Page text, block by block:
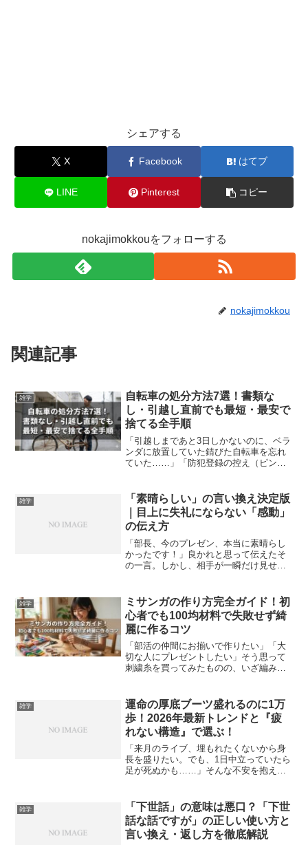
シェアする
X Facebook はてブ
LINE Pinterest コピー
nokajimokkouをフォローする
nokajimokkou
関連記事
雑学
自転車の処分方法7選！書類な
し・引越し直前でも最短・最安で
捨てる全手順
「引越しまであと3日しかないのに、ベラ
ンダに放置していた錆びた自転車を忘れ
ていた……」「防犯登録の控え（ピンク
パートで、こんな風に青ざめていません
か？ 粗大ゴミの予約は...
雑学
「素晴らしい」の言い換え決定版
｜目上に失礼にならない「感動」
の伝え方
「部長、今のプレゼン、本当に素晴らし
かったです！」良かれと思って伝えたそ
の一言。しかし、相手が一瞬だけ見せ
スシーン、特に目上の人に対して「素晴
らしい」という言葉を使うの...
雑学
ミサンガの作り方完全ガイド！初
心者でも100均材料で失敗せず綺
麗に作るコツ
「部活の仲間にお揃いで作りたい」「大
切な人にプレゼントしたい」そう思って
刺繍糸を買ってみたものの、いざ編み始
も…」と諦めていませんか？特に、大会
前などで大量に作らなければな...
雑学
運命の厚底ブーツ盛れるのに1万
歩！2026年最新トレンドと『疲
れない構造』で選ぶ！
「来月のライブ、埋もれたくないから身
長を盛りたい。でも、1日中立っていたら
足が死ぬかも……」そんな不安を抱えて
て選んだ10cm超えの厚底ブーツ。開演前
にはすでに足がパン...
雑学
「下世話」の意味は悪口？「下世
話な話ですが」の正しい使い方と
言い換え・返し方を徹底解説